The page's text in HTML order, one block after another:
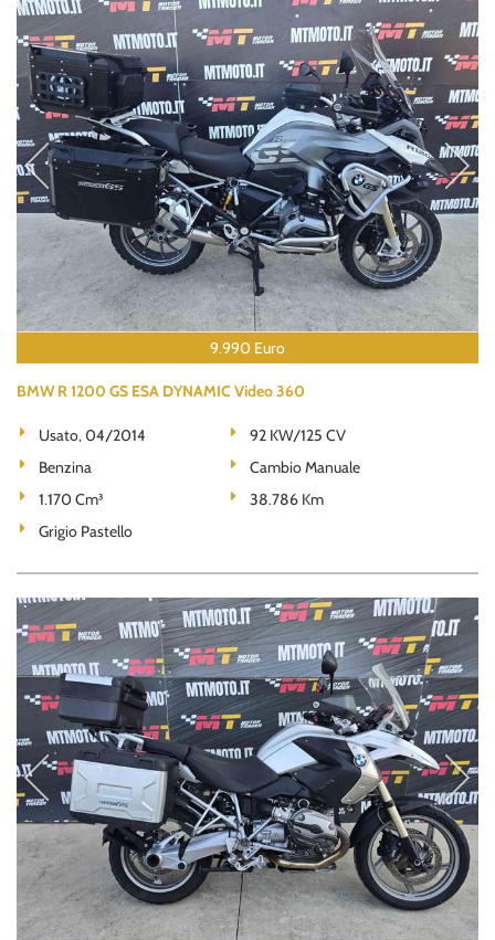
9.990 Euro
BMW R 1200 GS ESA DYNAMIC Video 360
Usato, 04/2014
92 KW/125 CV
Benzina
Cambio Manuale
1.170 Cm³
38.786 Km
Grigio Pastello